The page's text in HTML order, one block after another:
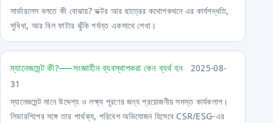
সার্ভারলেস বলতে কী বোঝায়? ডক্টর আর ছাত্রের কথোপকথনে এর কার্যপদ্ধতি,
সুবিধা, আর বিল ফাটার ঝুঁকি পর্যন্ত একসাথে শেখা।
ম্যানেজমেন্ট কী?──সংজ্ঞাহীন ব্যবস্থাপকরা কেন ব্যর্থ হন
2025-08-
31
ম্যানেজমেন্ট মানে উদ্দেশ্য ও লক্ষ্য পূরণের জন্য প্রয়োজনীয় সমস্ত কার্যকলাপ।
লিডারশিপের সঙ্গে তার পার্থক্য, পরিবেশ অভিযোজন হিসেবে CSR/ESG-এর